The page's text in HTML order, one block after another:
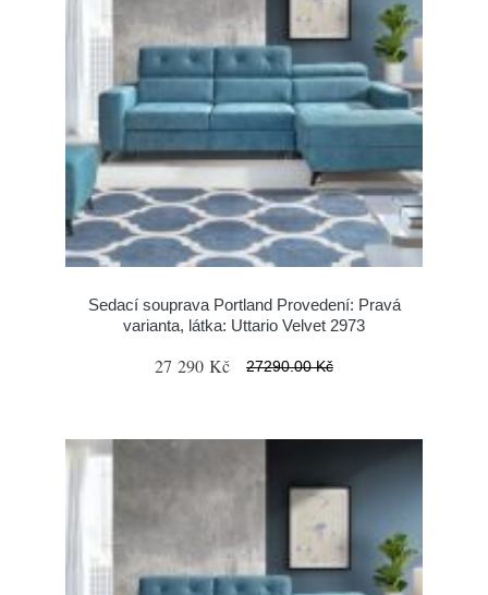
Sedací souprava Portland Provedení: Pravá
varianta, látka: Uttario Velvet 2973
27 290 Kč 27290.00 Kč